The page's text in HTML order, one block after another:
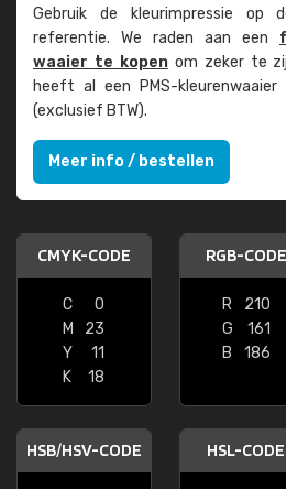
Gebruik de kleur­impressie op
referentie. We raden aan een
waaier te kopenom zeker te
heeft al een PMS-kleuren­waaier
(exclusief BTW).
Meer info / bestellen
CMYK-CODE
C
0
M
23
Y
11
K
18
RGB-CODE
R
210
G
161
B
186
HSB/HSV-CODE HSL-CODE